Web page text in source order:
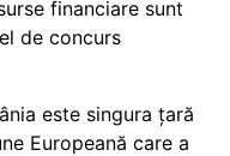
financiare sunt
de concurs
este singura țară
Europeană care a